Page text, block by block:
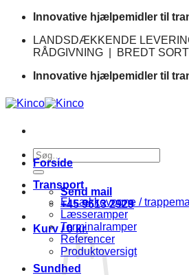
Fortsæt
indhold
Innovative hjælpemidler til
LANDSDÆKKENDE
RÅDGIVNING | BREDT
Innovative hjælpemidler til
Søg
efter:
Send mail
+45 9613 2929
Kurv /0kr.
Forside
Transport
El sækkevogne /
Læsseramper
Terminalramper
Referencer
Produktoversigt
Sundhed